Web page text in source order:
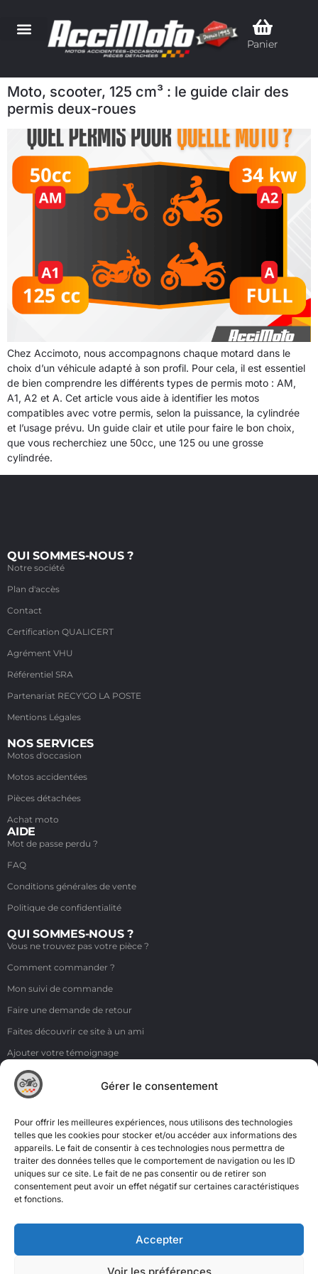
Gérer le consentement
Pour offrir les meilleures expériences, nous utilisons des technologies
telles que les cookies pour stocker et/ou accéder aux informations des
appareils. Le fait de consentir à ces technologies nous permettra de
traiter des données telles que le comportement de navigation ou les ID
uniques sur ce site. Le fait de ne pas consentir ou de retirer son
consentement peut avoir un effet négatif sur certaines caractéristiques
et fonctions.
Accepter
Voir les préférences
Panier
Moto, scooter, 125 cm³ : le guide clair des
permis deux-roues
Chez Accimoto, nous accompagnons chaque motard dans le
choix d’un véhicule adapté à son profil. Pour cela, il est essentiel
de bien comprendre les différents types de permis moto : AM,
A1, A2 et A. Cet article vous aide à identifier les motos
compatibles avec votre permis, selon la puissance, la cylindrée
et l’usage prévu. Un guide clair et utile pour faire le bon choix,
que vous recherchiez une 50cc, une 125 ou une grosse
cylindrée.
QUI SOMMES-NOUS ?
Notre société
Plan d'accès
Contact
Certification QUALICERT
Agrément VHU
Référentiel SRA
Partenariat RECY'GO LA POSTE
Mentions Légales
NOS SERVICES
Motos d'occasion
Motos accidentées
Pièces détachées
Achat moto
AIDE
Mot de passe perdu ?
FAQ
Conditions générales de vente
Politique de confidentialité
QUI SOMMES-NOUS ?
Vous ne trouvez pas votre pièce ?
Comment commander ?
Mon suivi de commande
Faire une demande de retour
Faites découvrir ce site à un ami
Ajouter votre témoignage
Voir tous les témoignages
Liens
NOS COORDONNÉES
ZI de la Moinerie - 8 rue du Roussillon 91220 Bretigny sur Orge
Email: contact@accimoto.com
Standard : +33(0)1 69 88 16 16